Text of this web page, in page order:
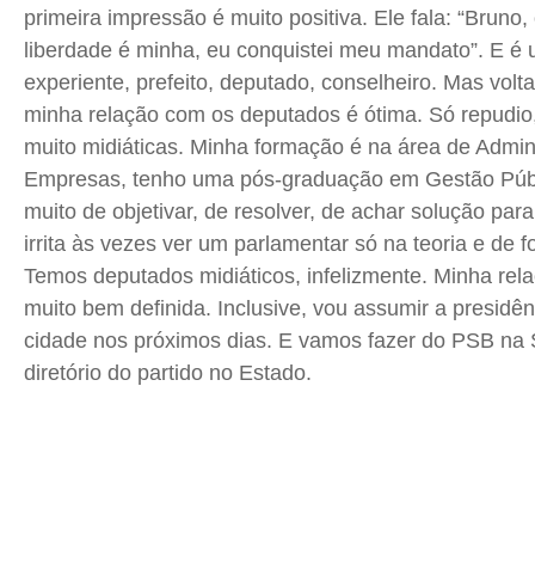
primeira impressão é muito positiva. Ele fala:
liberdade é minha, eu conquistei meu mandato”. E é
experiente, prefeito, deputado, conselheiro. Mas
minha relação com os deputados é ótima. Só
muito midiáticas. Minha formação é na área de
Empresas, tenho uma pós-graduação em Gestão
muito de objetivar, de resolver, de achar solução
irrita às vezes ver um parlamentar só na teoria e de
Temos deputados midiáticos, infelizmente. Minha
muito bem definida. Inclusive, vou assumir a
cidade nos próximos dias. E vamos fazer do PSB na
diretório do partido no Estado.